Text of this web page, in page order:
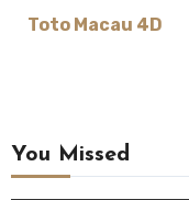
Toto Macau 4D
You Missed